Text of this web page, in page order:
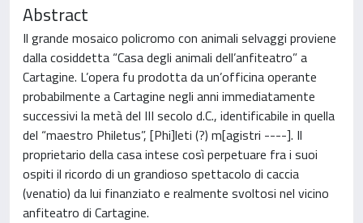
Abstract
Il grande mosaico policromo con animali selvaggi proviene
dalla cosiddetta “Casa degli animali dell’anfiteatro” a
Cartagine. L’opera fu prodotta da un’officina operante
probabilmente a Cartagine negli anni immediatamente
successivi la metà del III secolo d.C., identificabile in quella
del “maestro Philetus”, [Phi]leti (?) m[agistri ----]. Il
proprietario della casa intese così perpetuare fra i suoi
ospiti il ricordo di un grandioso spettacolo di caccia
(venatio) da lui finanziato e realmente svoltosi nel vicino
anfiteatro di Cartagine.